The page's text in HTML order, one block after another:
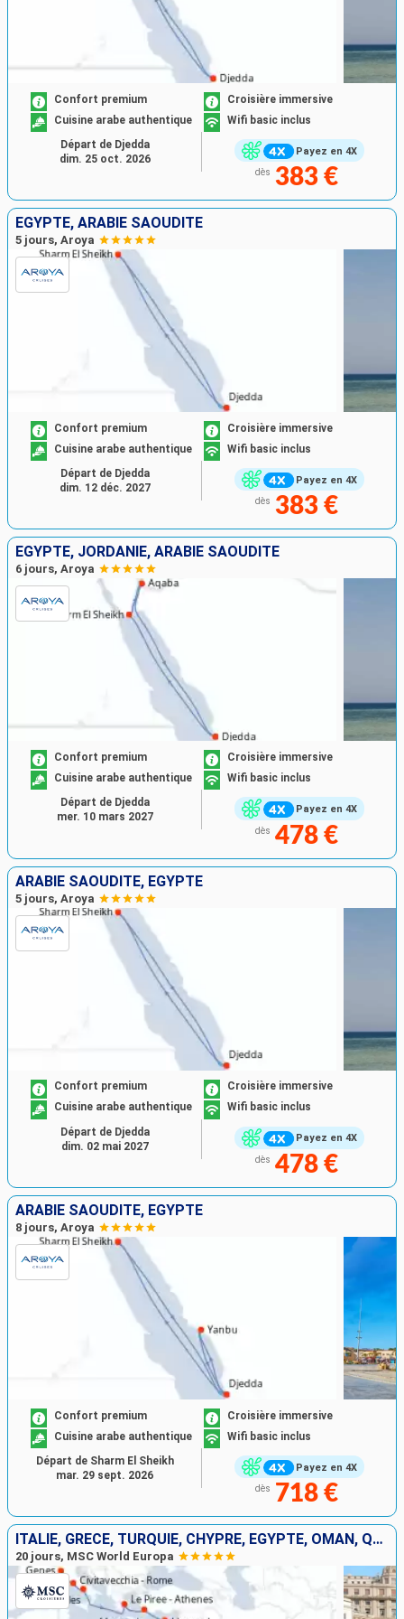
Payez en 4X
Confort premium
Croisière immersive
Cuisine arabe authentique
Wifi basic inclus
dès 383 €
Départ de Djedda
dim. 25 oct. 2026
EGYPTE, ARABIE SAOUDITE
5 jours, Aroya
Payez en 4X
Confort premium
Croisière immersive
Cuisine arabe authentique
Wifi basic inclus
dès 383 €
Départ de Djedda
dim. 12 déc. 2027
EGYPTE, JORDANIE, ARABIE SAOUDITE
6 jours, Aroya
Payez en 4X
Confort premium
Croisière immersive
Cuisine arabe authentique
Wifi basic inclus
dès 478 €
Départ de Djedda
mer. 10 mars 2027
ARABIE SAOUDITE, EGYPTE
5 jours, Aroya
Payez en 4X
Confort premium
Croisière immersive
Cuisine arabe authentique
Wifi basic inclus
dès 478 €
Départ de Djedda
dim. 02 mai 2027
ARABIE SAOUDITE, EGYPTE
8 jours, Aroya
Payez en 4X
Confort premium
Croisière immersive
Cuisine arabe authentique
Wifi basic inclus
dès 718 €
Départ de Sharm El Sheikh
mar. 29 sept. 2026
ITALIE, GRÈCE, TURQUIE, CHYPRE, EGYPTE, OMAN, QATAR
20 jours, MSC World Europa